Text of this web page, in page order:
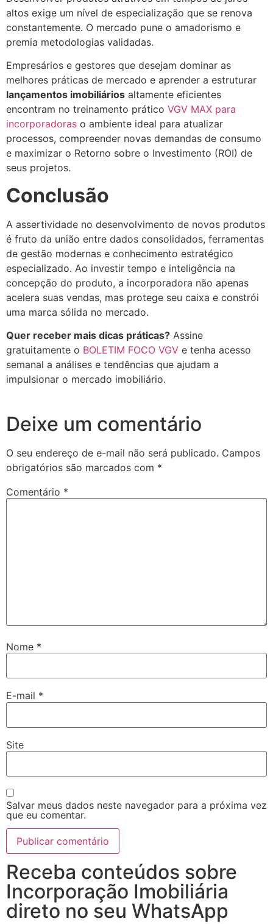
altos exige um nível de especialização que se renova
constantemente. O mercado pune o amadorismo e
premia metodologias validadas.
Empresários e gestores que desejam dominar as
melhores práticas de mercado e aprender a estruturar
lançamentos imobiliários altamente eficientes
encontram no treinamento prático VGV MAX para
incorporadoras o ambiente ideal para atualizar
processos, compreender novas demandas de consumo
e maximizar o Retorno sobre o Investimento (ROI) de
seus projetos.
Conclusão
A assertividade no desenvolvimento de novos produtos
é fruto da união entre dados consolidados, ferramentas
de gestão modernas e conhecimento estratégico
especializado. Ao investir tempo e inteligência na
concepção do produto, a incorporadora não apenas
acelera suas vendas, mas protege seu caixa e constrói
uma marca sólida no mercado.
Quer receber mais dicas práticas? Assine
gratuitamente o BOLETIM FOCO VGV e tenha acesso
semanal a análises e tendências que ajudam a
impulsionar o mercado imobiliário.
Deixe um comentário
O seu endereço de e-mail não será publicado. Campos
obrigatórios são marcados com *
Comentário *
Nome *
E-mail *
Site
Salvar meus dados neste navegador para a próxima vez
que eu comentar.
Receba conteúdos sobre
Incorporação Imobiliária
direto no seu WhatsApp